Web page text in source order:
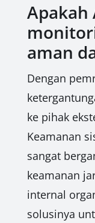
Apakah
aman
Dengan
ke pihak
Keamanan
sangat
keamanan
internal
solusinya